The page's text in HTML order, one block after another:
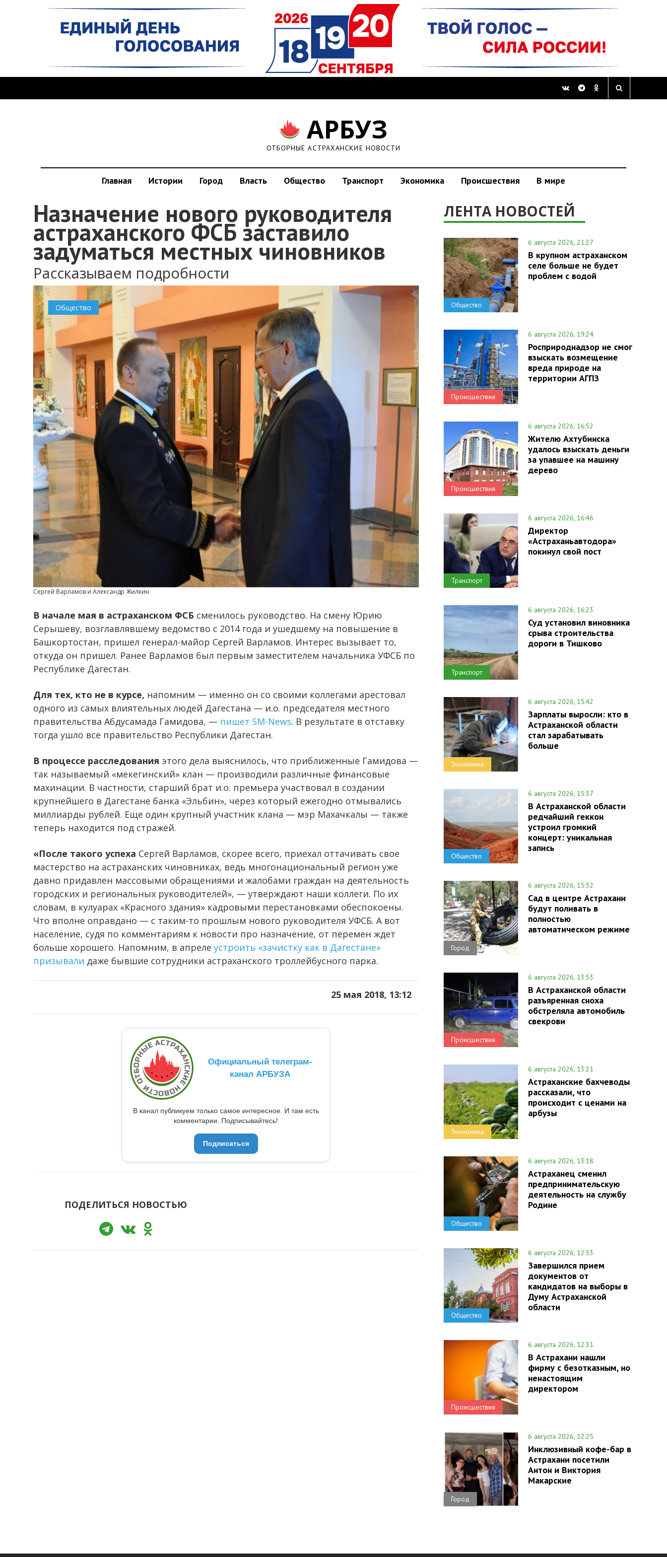
АРБУЗ
ОТБОРНЫЕ АСТРАХАНСКИЕ НОВОСТИ
Главная Истории Город Власть Общество Транспорт Экономика Происшествия В мире
Назначение нового руководителя
астраханского ФСБ заставило
задуматься местных чиновников
Рассказываем подробности
Общество
Сергей Варламов и Александр Жилкин
В начале мая в астраханском ФСБ сменилось руководство. На смену Юрию
Серышеву, возглавлявшему ведомство с 2014 года и ушедшему на повышение в
Башкортостан, пришел генерал-майор Сергей Варламов. Интерес вызывает то,
откуда он пришел. Ранее Варламов был первым заместителем начальника УФСБ по
Республике Дагестан.
Для тех, кто не в курсе, напомним — именно он со своими коллегами арестовал
одного из самых влиятельных людей Дагестана — и.о. председателя местного
правительства Абдусамада Гамидова, — пишет SM-News. В результате в отставку
тогда ушло все правительство Республики Дагестан.
В процессе расследования этого дела выяснилось, что приближенные Гамидова —
так называемый «мекегинский» клан — производили различные финансовые
махинации. В частности, старший брат и.о. премьера участвовал в создании
крупнейшего в Дагестане банка «Эльбин», через который ежегодно отмывались
миллиарды рублей. Еще один крупный участник клана — мэр Махачкалы — также
теперь находится под стражей.
«После такого успеха Сергей Варламов, скорее всего, приехал оттачивать свое
мастерство на астраханских чиновниках, ведь многонациональный регион уже
давно придавлен массовыми обращениями и жалобами граждан на деятельность
городских и региональных руководителей», — утверждают наши коллеги. По их
словам, в кулуарах «Красного здания» кадровыми перестановками обеспокоены.
Что вполне оправдано — с таким-то прошлым нового руководителя УФСБ. А вот
население, судя по комментариям к новости про назначение, от перемен ждет
больше хорошего. Напомним, в апреле устроить «зачистку как в Дагестане»
призывали даже бывшие сотрудники астраханского троллейбусного парка.
25 мая 2018, 13:12
Официальный телеграм-
канал АРБУЗА
В канал публикуем только самое интересное. И там есть
комментарии. Подписывайтесь!
Подписаться
ПОДЕЛИТЬСЯ НОВОСТЬЮ
ЛЕНТА НОВОСТЕЙ
Общество
6 августа 2026, 21:27
В крупном астраханском
селе больше не будет
проблем с водой
Происшествия
6 августа 2026, 19:24
Росприроднадзор не смог
взыскать возмещение
вреда природе на
территории АГПЗ
Происшествия
6 августа 2026, 16:52
Жителю Ахтубинска
удалось взыскать деньги
за упавшее на машину
дерево
Транспорт
6 августа 2026, 16:46
Директор
«Астраханьавтодора»
покинул свой пост
Транспорт
6 августа 2026, 16:23
Суд установил виновника
срыва строительства
дороги в Тишково
Экономика
6 августа 2026, 15:42
Зарплаты выросли: кто в
Астраханской области
стал зарабатывать
больше
Общество
6 августа 2026, 15:37
В Астраханской области
редчайший геккон
устроил громкий
концерт: уникальная
запись
Город
6 августа 2026, 15:32
Сад в центре Астрахани
будут поливать в
полностью
автоматическом режиме
Происшествия
6 августа 2026, 13:53
В Астраханской области
разъяренная сноха
обстреляла автомобиль
свекрови
Экономика
6 августа 2026, 13:21
Астраханские бахчеводы
рассказали, что
происходит с ценами на
арбузы
Общество
6 августа 2026, 13:18
Астраханец сменил
предпринимательскую
деятельность на службу
Родине
Общество
6 августа 2026, 12:53
Завершился прием
документов от
кандидатов на выборы в
Думу Астраханской
области
Происшествия
6 августа 2026, 12:31
В Астрахани нашли
фирму с безотказным, но
ненастоящим
директором
Город
6 августа 2026, 12:25
Инклюзивный кофе-бар в
Астрахани посетили
Антон и Виктория
Макарские